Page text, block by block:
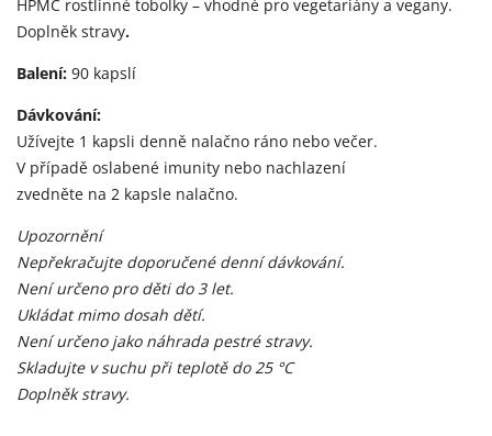
HPMC rostlinné tobolky – vhodné pro vegetariány a vegany.
Doplněk stravy.
Balení: 90 kapslí
Dávkování:
Užívejte 1 kapsli denně nalačno ráno nebo večer.
V případě oslabené imunity nebo nachlazení
zvedněte na 2 kapsle nalačno.
Upozornění
Nepřekračujte doporučené denní dávkování.
Není určeno pro děti do 3 let.
Ukládat mimo dosah dětí.
Není určeno jako náhrada pestré stravy.
Skladujte v suchu při teplotě do 25 °C
Doplněk stravy.